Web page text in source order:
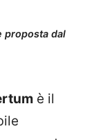
proposta dal
è il